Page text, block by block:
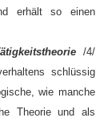
erhält so einen
/4/
schlüssig
wie manche
Theorie und als